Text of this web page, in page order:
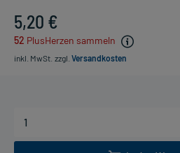
5,20 €
52 PlusHerzen sammeln
inkl. MwSt. zzgl. Versandkosten